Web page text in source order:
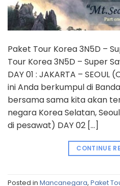
Paket Tour Korea 3N5D –
Tour Korea 3N5D – Super
DAY 01 : JAKARTA – SEOUL
ini Anda berkumpul di
bersama sama kita akan
negara Korea Selatan,
di pesawat) DAY 02 […]
CONTINUE
Posted in Mancanegara, Paket